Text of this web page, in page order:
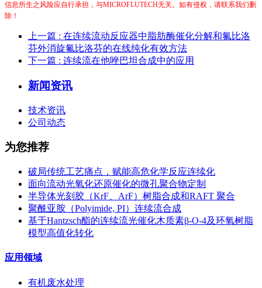
信息所生之风险应自行承担，与MICROFLUTECH无关。如有侵权，请联系我们删
除！
上一篇 : 在连续流动反应器中脂肪酶催化分解和氟比洛
芬外消旋氟比洛芬的在线纯化有效方法
下一篇 : 连续流在他唑巴坦合成中的应用
新闻资讯
技术资讯
公司动态
为您推荐
破局传统工艺痛点，赋能高危化学反应连续化
面向流动光氧化还原催化的微孔聚合物定制
半导体光刻胶（KrF、ArF）树脂合成和RAFT 聚合
聚酰亚胺（Polyimide, PI）连续流合成
基于Hantzsch酯的连续流光催化木质素β-O-4及环氧树脂
模型高值化转化
应用领域
有机废水处理